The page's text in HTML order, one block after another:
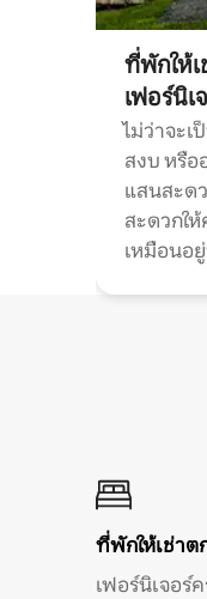
ที่พักให้
เฟอร์นิเ
ไม่ว่าจะ
สงบ หรือ
แสนสะด
สะดวกใ
เหมือนอ
ที่พักให้เช่า
เฟอร์นิเจอร์